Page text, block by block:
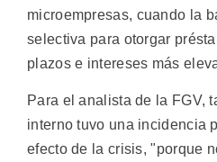
microempresas, cuando la
selectiva para otorgar
plazos e intereses más
Para el analista de la FGV,
interno tuvo una incidencia
efecto de la crisis, "porque